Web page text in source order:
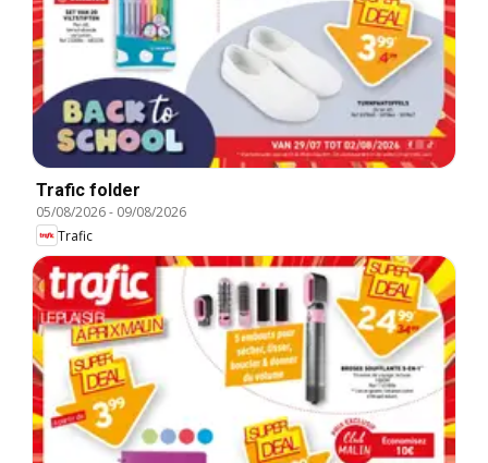
Trafic folder
05/08/2026- 09/08/2026
Trafic